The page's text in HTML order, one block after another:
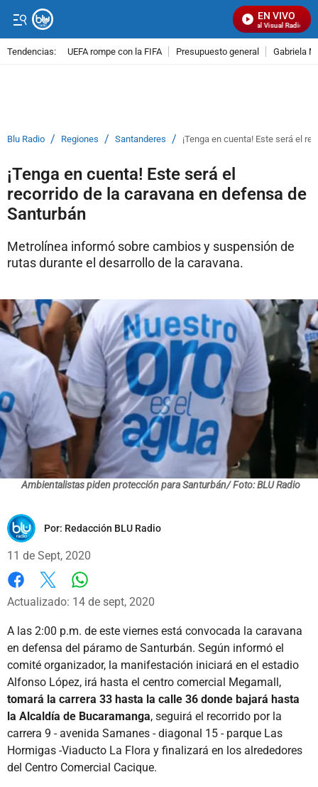
EN VIVO
Señal Visual Radio
Tendencias: UEFA rompe con la FIFA Presupuesto general Gabriela
Blu Radio / Regiones / Santanderes / ¡Tenga en cuenta! Este será el
¡Tenga en cuenta! Este será el
recorrido de la caravana en defensa de
Santurbán
Metrolínea informó sobre cambios y suspensión de
rutas durante el desarrollo de la caravana.
Ambientalistas piden protección para Santurbán/ Foto: BLU Radio
Por: Redacción BLU Radio
11 de Sept, 2020
Facebook
X
Actualizado: 14 de sept, 2020
A las 2:00 p.m. de este viernes está convocada la caravana
en defensa del páramo de Santurbán. Según informó el
comité organizador, la manifestación iniciará en el estadio
Alfonso López, irá hasta el centro comercial Megamall,
tomará la carrera 33 hasta la calle 36 donde bajará hasta
la Alcaldía de Bucaramanga, seguirá el recorrido por la
carrera 9 - avenida Samanes - diagonal 15 - parque Las
Hormigas -Viaducto La Flora y finalizará en los alrededores
del Centro Comercial Cacique.